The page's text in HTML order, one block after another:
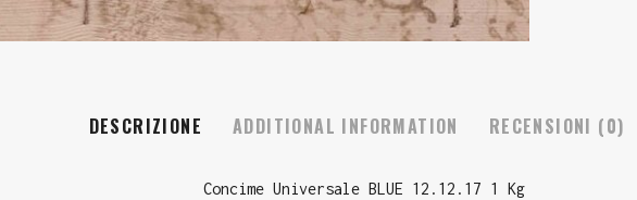
DESCRIZIONE ADDITIONAL INFORMATION RECENSIONI (0)
Concime Universale BLUE 12.12.17 1 Kg